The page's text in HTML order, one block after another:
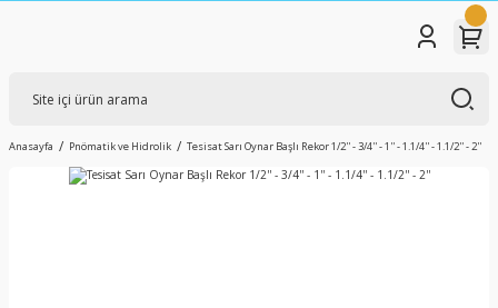
Anasayfa Pnömatik ve Hidrolik Tesisat Sarı Oynar Başlı Rekor 1/2'' - 3/4'' - 1'' - 1.1/4'' - 1.1/2'' - 2''